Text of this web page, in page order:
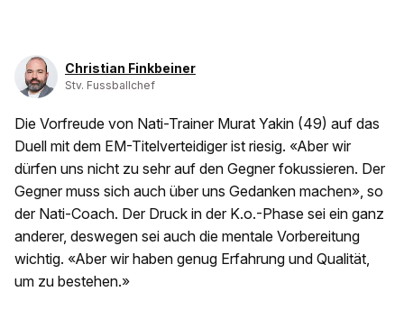
Christian Finkbeiner
Stv. Fussballchef
Die Vorfreude von Nati-Trainer Murat Yakin (49) auf das
Duell mit dem EM-Titelverteidiger ist riesig. «Aber wir
dürfen uns nicht zu sehr auf den Gegner fokussieren. Der
Gegner muss sich auch über uns Gedanken machen», so
der Nati-Coach. Der Druck in der K.o.-Phase sei ein ganz
anderer, deswegen sei auch die mentale Vorbereitung
wichtig. «Aber wir haben genug Erfahrung und Qualität,
um zu bestehen.»